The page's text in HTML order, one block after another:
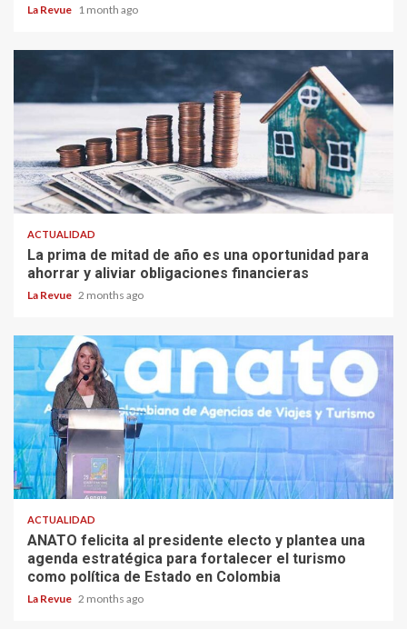
La Revue 1 month ago
ACTUALIDAD
La prima de mitad de año es una oportunidad para
ahorrar y aliviar obligaciones financieras
La Revue 2 months ago
ACTUALIDAD
ANATO felicita al presidente electo y plantea una
agenda estratégica para fortalecer el turismo
como política de Estado en Colombia
La Revue 2 months ago